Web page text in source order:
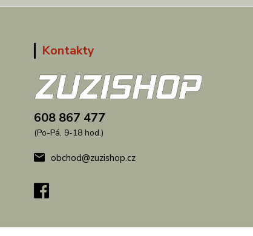
Kontakty
608 867 477
(Po-Pá, 9-18 hod.)
obchod@zuzishop.cz